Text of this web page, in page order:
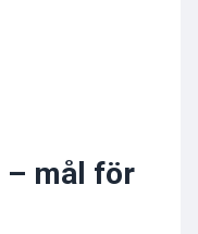
– mål för